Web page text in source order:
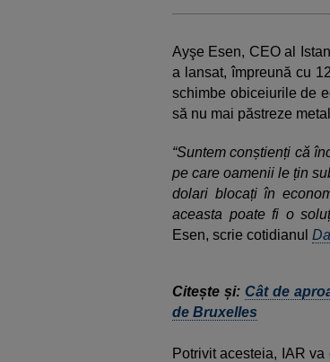
Ayşe Esen, CEO al
a lansat, împreună cu
schimbe obiceiurile de
să nu mai păstreze
“Suntem conștienți că
pe care oamenii le țin
dolari blocați în
aceasta poate fi o
Esen, scrie cotidianul
Citește și: Cât de
de Bruxelles
Potrivit acesteia, IAR